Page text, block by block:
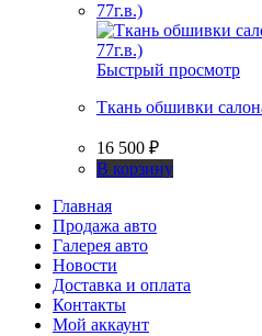
Быстрый просмотр
Ткань обшивки
16 500 ₽
В корзину
Главная
Продажа авто
Галерея авто
Новости
Доставка и оплата
Контакты
Мой аккаунт